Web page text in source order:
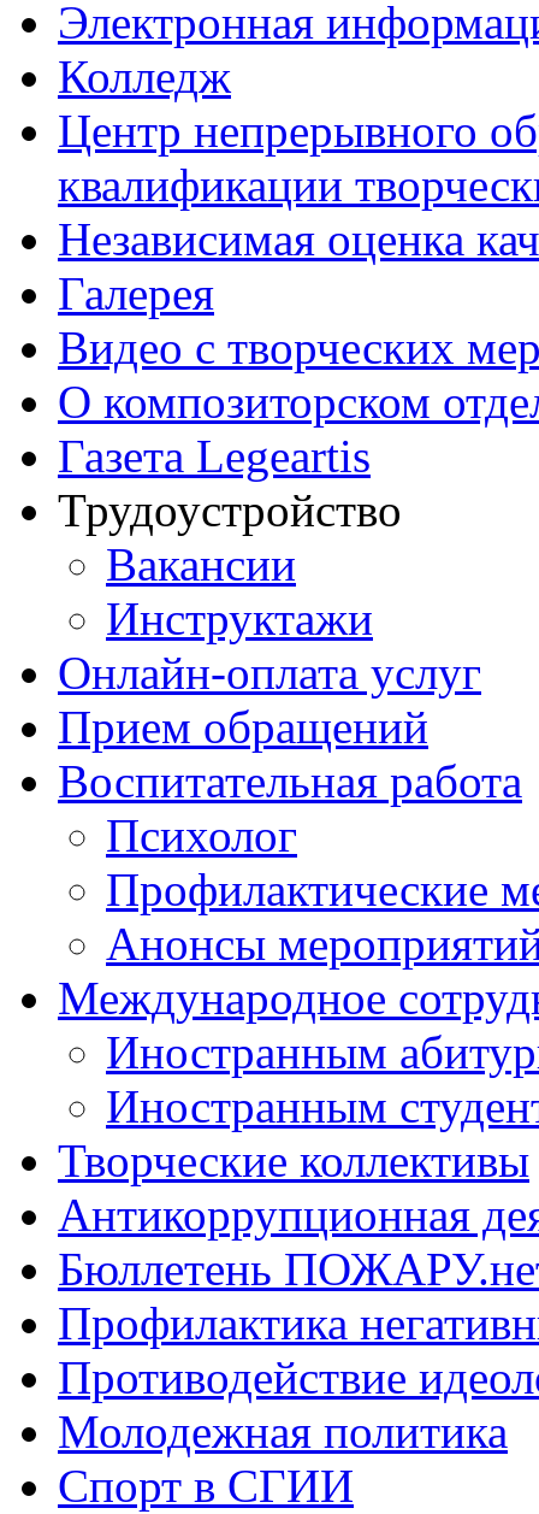
Электронная
Колледж
Центр непрерывного
квалификации
Независимая оценка
Галерея
Видео с творческих
О композиторском
Газета Legeartis
Трудоустройство
Вакансии
Инструктажи
Онлайн-оплата услуг
Прием обращений
Воспитательная работа
Психолог
Профилактические
Анонсы
Международное
Иностранным
Иностранным
Творческие коллективы
Антикоррупционная
Бюллетень
Профилактика
Противодействие
Молодежная политика
Спорт в СГИИ